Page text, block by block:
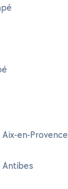
en-Provence
Antibes